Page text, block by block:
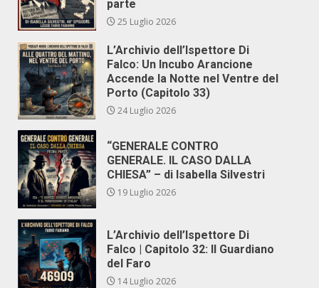
parte
25 Luglio 2026
L’Archivio dell’Ispettore Di
Falco: Un Incubo Arancione
Accende la Notte nel Ventre del
Porto (Capitolo 33)
24 Luglio 2026
“GENERALE CONTRO
GENERALE. IL CASO DALLA
CHIESA” – di Isabella Silvestri
19 Luglio 2026
L’Archivio dell’Ispettore Di
Falco | Capitolo 32: Il Guardiano
del Faro
14 Luglio 2026